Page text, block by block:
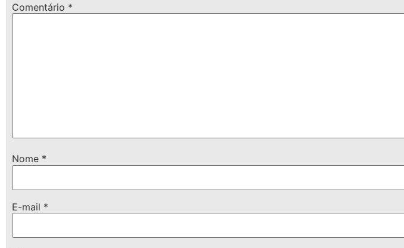
Comentário *
Nome *
E-mail *